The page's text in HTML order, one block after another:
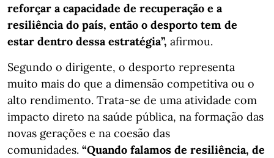
reforçar a capacidade de recuperação e a
resiliência do país, então o desporto tem de
estar dentro dessa estratégia”, afirmou.
Segundo o dirigente, o desporto representa
muito mais do que a dimensão competitiva ou o
alto rendimento. Trata-se de uma atividade com
impacto direto na saúde pública, na formação das
novas gerações e na coesão das
comunidades. “Quando falamos de resiliência, de